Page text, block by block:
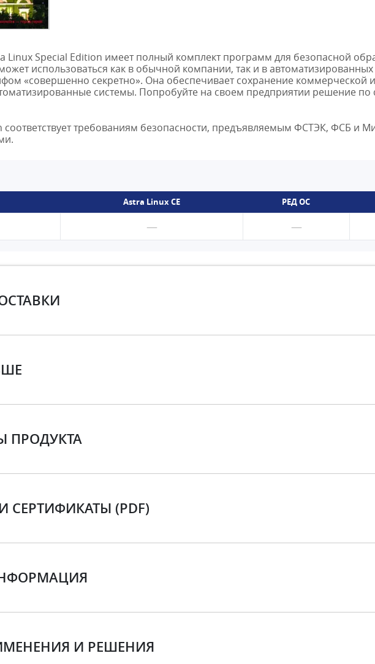
Linux Special Edition имеет полный комплект программ для безопасной
использоваться как в обычной компании, так и в
«совершенно секретно». Она обеспечивает сохранение коммерческой
системы. Попробуйте на своем предприятии решение по
соответствует требованиям безопасности, предъявляемым ФСТЭК, ФСБ и
Astra Linux CE РЕД ОС
— —
ПРОДУКТА
(PDF)
И РЕШЕНИЯ